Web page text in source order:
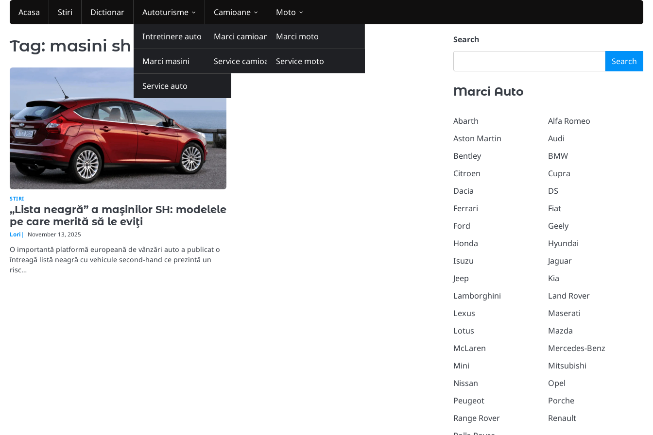
Skip
Acasa Stiri Dictionar Autoturisme
Intretinere auto
Marci masini
Service auto
Camioane
Marci camioane
Service camioane
Moto
Marci moto
Service moto
Tag: masini sh
STIRI
„Lista neagră” a maşinilor SH: modelele
pe care merită să le eviţi
Lori November 13, 2025
O importantă platformă europeană de vânzări auto a publicat o
întreagă listă neagră cu vehicule second-hand ce prezintă un
risc…
Search
Search
Marci Auto
Abarth
Aston Martin
Bentley
Citroen
Dacia
Ferrari
Ford
Honda
Isuzu
Jeep
Lamborghini
Lexus
Lotus
McLaren
Mini
Nissan
Peugeot
Range Rover
Alfa Romeo
Audi
BMW
Cupra
DS
Fiat
Geely
Hyundai
Jaguar
Kia
Land Rover
Maserati
Mazda
Mercedes-Benz
Mitsubishi
Opel
Porche
Renault